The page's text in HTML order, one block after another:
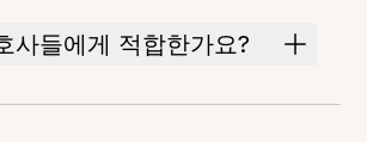
사들에게 적합한가요?